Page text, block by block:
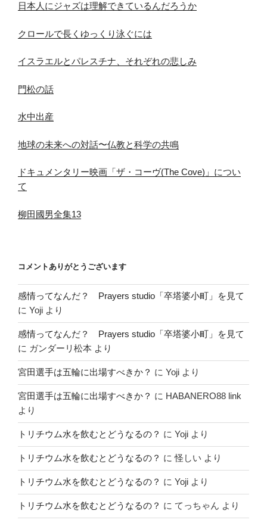
日本人にジャズは理解できているんだろうか
クロールで長くゆっくり泳ぐには
イスラエルとパレスチナ、それぞれの悲しみ
門松の話
水中出産
地球の未来への対話〜仏教と科学の共鳴
ドキュメンタリー映画「ザ・コーヴ(The Cove)」につい
て
柳田國男全集13
コメントありがとうございます
感情ってなんだ？ Prayers studio「卒塔婆小町」を見て
に Yoji より
感情ってなんだ？ Prayers studio「卒塔婆小町」を見て
に ガンダーリ松本 より
宮田選手は五輪に出場すべきか？ に Yoji より
宮田選手は五輪に出場すべきか？ に HABANERO88 link
より
トリチウム水を飲むとどうなるの？ に Yoji より
トリチウム水を飲むとどうなるの？ に怪しい より
トリチウム水を飲むとどうなるの？ に Yoji より
トリチウム水を飲むとどうなるの？ に てっちゃん より